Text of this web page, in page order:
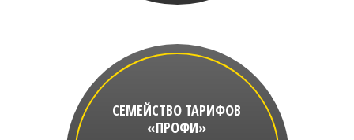
СЕМЕЙСТВО ТАРИФОВ
«ПРОФИ»